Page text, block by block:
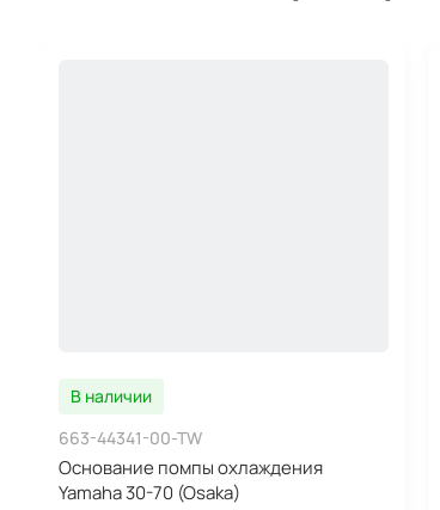
В наличии
663-44341-00-TW
Основание помпы охлаждения
Yamaha 30-70 (Osaka)